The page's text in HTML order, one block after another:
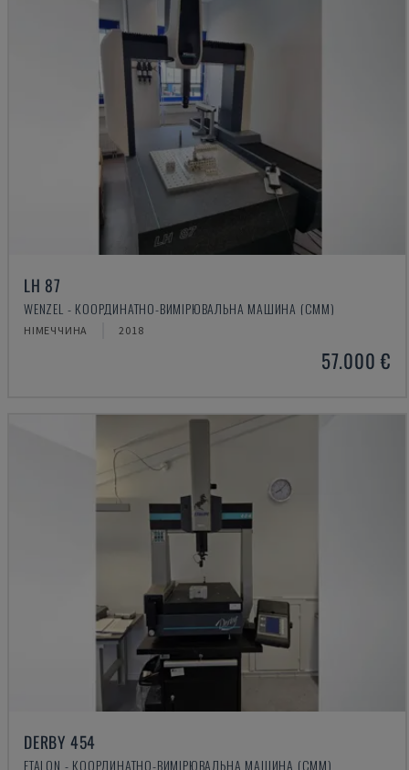
LH 87
WENZEL - КООРДИНАТНО-ВИМІРЮВАЛЬНА МАШИНА (CMM)
НІМЕЧЧИНА 2018
57.000 €
DERBY 454
ETALON - КООРДИНАТНО-ВИМІРЮВАЛЬНА МАШИНА (CMM)